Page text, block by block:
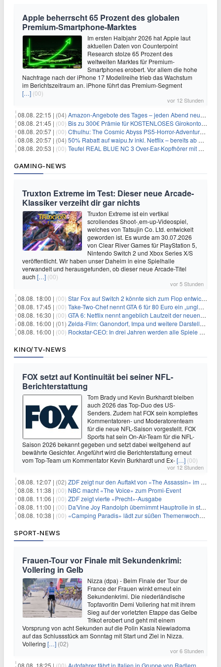
Apple beherrscht 65 Prozent des globalen
Premium-Smartphone-Marktes
Im ersten Halbjahr 2026 hat Apple laut
aktuellen Daten von Counterpoint
Research stolze 65 Prozent des
weltweiten Marktes für Premium-
Smartphones erobert. Vor allem die hohe
Nachfrage nach der iPhone 17 Modellreihe trieb das Wachstum
im Berichtszeitraum an. iPhone führt das Premium-Segment
[…] (00)
vor 12 Stunden
08.08. 22:15 | (04) Amazon-Angebote des Tages – jeden Abend neue Deals zum Stöbern
08.08. 21:45 | (00) Bis zu 300€ Prämie für KOSTENLOSES Girokonto bei der Santander – 50€ schon nach 1 Woche!
08.08. 20:57 | (00) Cthulhu: The Cosmic Abyss PS5-Horror-Adventure für 27,99€
08.08. 20:57 | (04) 50% Rabatt auf waipu.tv inkl. Netflix – bereits ab 9€/Monat (statt 17,99€)
08.08. 20:53 | (00) Teufel REAL BLUE NC 3 Over-Ear-Kopfhörer mit ANC für 149,99€
GAMING-NEWS
Truxton Extreme im Test: Dieser neue Arcade-
Klassiker verzeiht dir gar nichts
Truxton Extreme ist ein vertikal
scrollendes Shoot-‚em-up-Videospiel,
welches von Tatsujin Co. Ltd. entwickelt
geworden ist. Es wurde am 30.07.2026
von Clear River Games für PlayStation 5,
Nintendo Switch 2 und Xbox Series X/S
veröffentlicht. Wir haben unser Daheim in eine Spielhalle
verwandelt und herausgefunden, ob dieser neue Arcade-Titel
auch […] (00)
vor 5 Stunden
08.08. 18:00 | (00) Star Fox auf Switch 2 könnte sich zum Flop entwickeln
08.08. 17:45 | (00) Take-Two-Chef nennt GTA 6 für 80 Euro ein „unglaubliches Schnäppchen“
08.08. 16:30 | (00) GTA 6: Netflix nennt angeblich Laufzeit der neuen Gameplay-Präsentation
08.08. 16:00 | (01) Zelda-Film: Ganondorf, Impa und weitere Darsteller sollen feststehen
08.08. 16:00 | (00) Rockstar-CEO: In drei Jahren werden alle Spiele gestreamt
KINO/TV-NEWS
FOX setzt auf Kontinuität bei seiner NFL-
Berichterstattung
Tom Brady und Kevin Burkhardt bleiben
auch 2026 das Top-Duo des US-
Senders. Zudem hat FOX sein komplettes
Kommentatoren- und Moderatorenteam
für die neue NFL-Saison vorgestellt. FOX
Sports hat sein On-Air-Team für die NFL-
Saison 2026 bekannt gegeben und setzt dabei weitgehend auf
bewährte Gesichter. Angeführt wird die Berichterstattung erneut
vom Top-Team um Kommentator Kevin Burkhardt und Ex-[…] (00)
vor 12 Stunden
08.08. 12:07 | (02) ZDF zeigt nur den Auftakt von «The Assassin» im Fernsehen
08.08. 11:38 | (00) NBC macht «The Voice» zum Promi-Event
08.08. 11:06 | (00) ZDF zeigt vierte «Precht»-Ausgabe
08.08. 11:00 | (00) Da'Vine Joy Randolph übernimmt Hauptrolle in starbesetzter schwarzer Komödie
08.08. 10:38 | (00) «Camping Paradis» lädt zur süßen Themenwoche ein
SPORT-NEWS
Frauen-Tour vor Finale mit Sekundenkrimi:
Vollering in Gelb
Nizza (dpa) - Beim Finale der Tour de
France der Frauen winkt erneut ein
Sekundenkrimi. Die niederländische
Topfavoritin Demi Vollering hat mit ihrem
Sieg auf der vorletzten Etappe das Gelbe
Trikot erobert und geht mit einem
Vorsprung von acht Sekunden auf die Polin Kasia Niewiadoma
auf das Schlussstück am Sonntag mit Start und Ziel in Nizza.
Vollering […] (02)
vor 6 Stunden
08.08. 18:25 | (00) Autofahrer fährt in Italien in Gruppe von Radlern